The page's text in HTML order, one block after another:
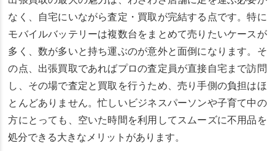
なく、自宅にいながら査定・買取が完結する点です。特に
モバイルバッテリーは複数台をまとめて売りたいケースが
多く、数が多いと持ち運ぶのが意外と面倒になります。そ
の点、出張買取であればプロの査定員が直接自宅まで訪問
し、その場で査定と買取を行うため、売り手側の負担はほ
とんどありません。忙しいビジネスパーソンや子育て中の
方にとっても、空いた時間を利用してスムーズに不用品を
処分できる大きなメリットがあります。